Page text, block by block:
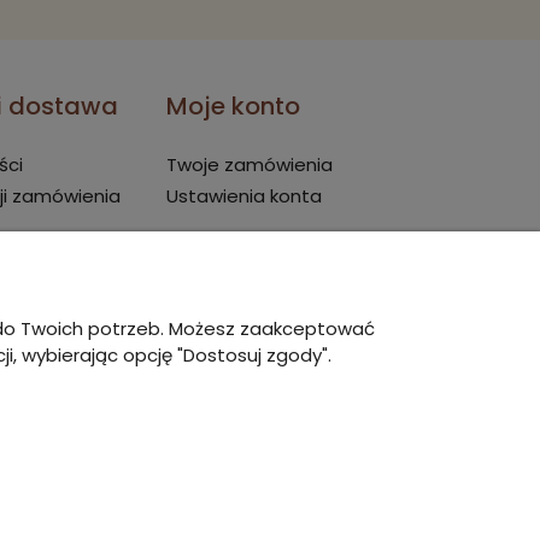
dostawa
zamówienia
Moje konto
Twoje zamówienia
Ustawienia konta
Twoich potrzeb. Możesz zaakceptować
wybierając opcję "Dostosuj zgody".